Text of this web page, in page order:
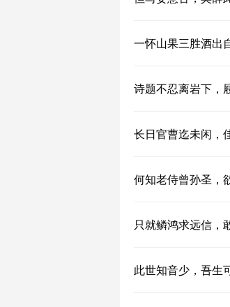
一怀山果三胜酒出
诗题不忍离岩下，
长日官曹迄未闲，
何知老侍曾孙圣，
只就鳞鸿求远信，
此世知音少，吾生